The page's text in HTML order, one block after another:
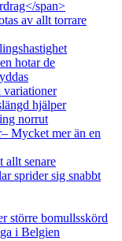
span>
av allt torrare
hotar de
variationer
hjälper
norrut
Mycket mer än en
allt senare
sprider sig snabbt
större bomullsskörd
i Belgien